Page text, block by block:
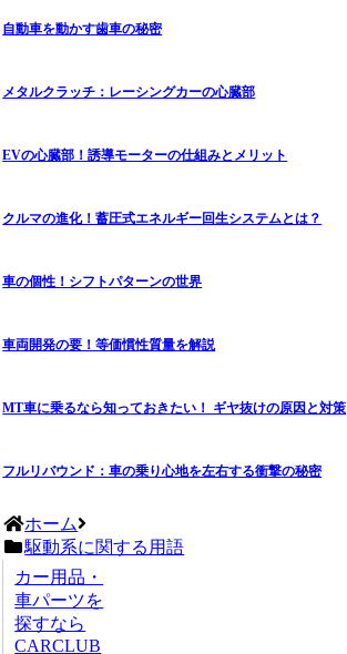
自動車を動かす歯車の秘密
メタルクラッチ：レーシングカーの心臓部
EVの心臓部！誘導モーターの仕組みとメリット
クルマの進化！蓄圧式エネルギー回生システムとは？
車の個性！シフトパターンの世界
車両開発の要！等価慣性質量を解説
MT車に乗るなら知っておきたい！ ギヤ抜けの原因と対策
フルリバウンド：車の乗り心地を左右する衝撃の秘密
ホーム
駆動系に関する用語
カー用品・
車パーツを
探すなら
CARCLUB